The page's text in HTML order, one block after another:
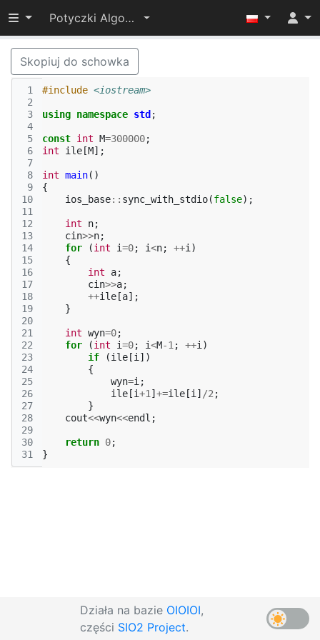
Przełącz widoczność menu
Potyczki Algorytmiczne 2017
Skopiuj do schowka
1
2
3
4
5
6
7
8
9
10
11
12
13
14
15
16
17
18
19
20
21
22
23
24
25
26
27
28
29
30
31
#include <iostream>
using namespace std ;
const int M=300000;
int
ile [M];
int main()
{
ios_base:: sync_with_stdio(false);
int n;
cin>>n;
for
(int i=0; i<n; ++i )
{
int
a;
cin>>a;
++ile [a];
}
int wyn=0;
for
(int i=0; i<M-1 ; ++i )
if
(ile [i ])
{
wyn=i ;
ile [i+1 ] +=ile [i ] /2 ;
}
cout<<wyn<<endl ;
return 0;
}
Działa na bazie OIOIOI,
części SIO2 Project.